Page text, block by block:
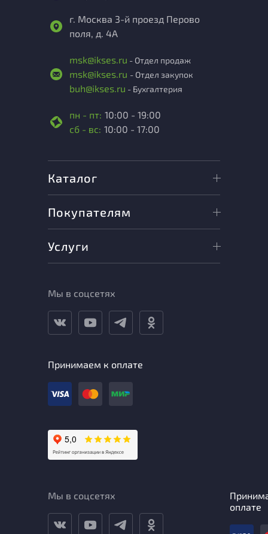
г. Москва 3-й проезд Перово
поля, д. 4А
msk@ikses.ru - Отдел продаж
msk@ikses.ru - Отдел закупок
buh@ikses.ru - Бухгалтерия
пн - пт: 10:00 - 19:00
сб - вс: 10:00 - 17:00
Каталог
Покупателям
Услуги
Мы в соцсетях
Принимаем к оплате
Мы в соцсетях
оплате